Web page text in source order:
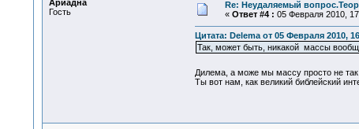
Ариадна
Гость
Re: Неудаляемый
« Ответ #4 : 05 Февраля 2010,
Цитата: Delema от 05 Февраля 2010,
Так, может быть, никакой массы
Дилема, а може мы массу просто не
Ты вот нам, как великий библейский